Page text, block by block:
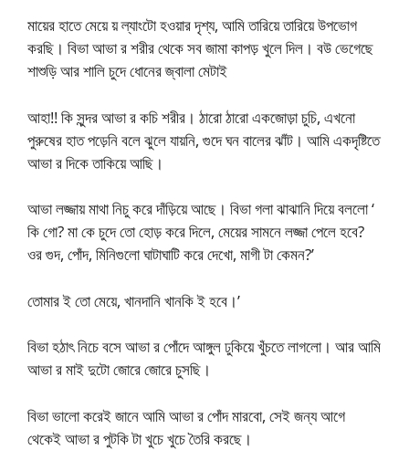
মায়ের হাতে মেয়ে য় ল্যাংটো হওয়ার দৃশ্য, আমি তারিয়ে তারিয়ে উপভোগ
করছি। বিভা আভা র শরীর থেকে সব জামা কাপড় খুলে দিল। বউ ভেগেছে
শাশুড়ি আর শালি চুদে ধোনের জ্বালা মেটাই
আহা!! কি সুন্দর আভা র কচি শরীর। ঠারো ঠারো একজোড়া চুচি, এখনো
পুরুষের হাত পড়েনি বলে ঝুলে যায়নি, গুদে ঘন বালের ঝাঁট। আমি একদৃষ্টিতে
আভা র দিকে তাকিয়ে আছি।
আভা লজ্জায় মাথা নিচু করে দাঁড়িয়ে আছে। বিভা গলা ঝাঝানি দিয়ে বললো ‘
কি গো? মা কে চুদে তো হোড় করে দিলে, মেয়ের সামনে লজ্জা পেলে হবে?
ওর গুদ, পোঁদ, মিনিগুলো ঘাটাঘাটি করে দেখো, মাগী টা কেমন?’
তোমার ই তো মেয়ে, খানদানি খানকি ই হবে।’
বিভা হঠাৎ নিচে বসে আভা র পোঁদে আঙ্গুল ঢুকিয়ে খুঁচতে লাগলো। আর আমি
আভা র মাই দুটো জোরে জোরে চুসছি।
বিভা ভালো করেই জানে আমি আভা র পোঁদ মারবো, সেই জন্য আগে
থেকেই আভা র পুটকি টা খুচে খুচে তৈরি করছে।